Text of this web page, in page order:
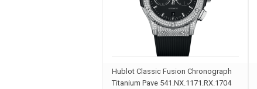
Hublot Classic Fusion Chronograph
Titanium Pave 541.NX.1171.RX.1704